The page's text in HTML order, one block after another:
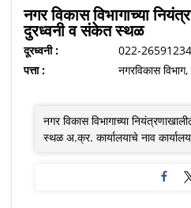
नगर विकास विभागाच्या
दुरध्वनी व संकेत स्थळ
दूरध्वनी :
022-26591234
पत्ता :
नगरविकास विभाग,
नगर विकास विभागाच्या
स्थळ अ.क्र. कार्यालयाचे नाव